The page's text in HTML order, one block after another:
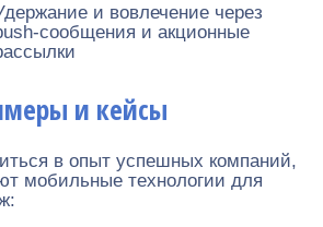
и вовлечение через
сообщения и акционные
и кейсы
в опыт успешных компаний,
мобильные технологии для